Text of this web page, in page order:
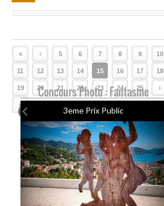
« ‹ 5 6 7 8 9 10
11 12 13 14 15 16 17 18
19 20 21 22 23 24 25 ›
»
Concours Photo : Fantasme
3eme Prix Public